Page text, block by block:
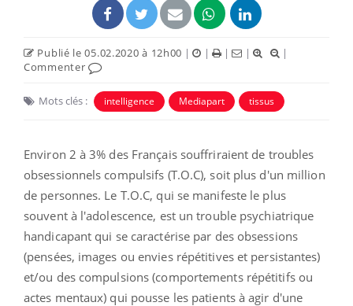
Publié le 05.02.2020 à 12h00 | | | |
|
Commenter
Mots clés : intelligence Mediapart tissus
Environ 2 à 3% des Français souffriraient de troubles
obsessionnels compulsifs (T.O.C), soit plus d'un million
de personnes. Le T.O.C, qui se manifeste le plus
souvent à l'adolescence, est un trouble psychiatrique
handicapant qui se caractérise par des obsessions
(pensées, images ou envies répétitives et persistantes)
et/ou des compulsions (comportements répétitifs ou
actes mentaux) qui pousse les patients à agir d'une